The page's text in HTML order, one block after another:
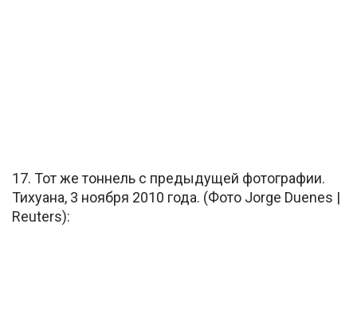
17. Тот же тоннель с предыдущей фотографии.
Тихуана, 3 ноября 2010 года. (Фото Jorge Duenes |
Reuters):